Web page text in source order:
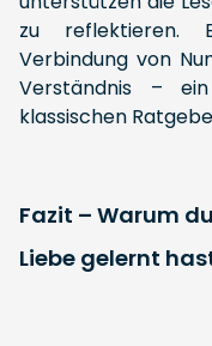
zu reflektieren.
Verbindung von
Verständnis –
klassischen
Fazit – Warum
Liebe gelernt